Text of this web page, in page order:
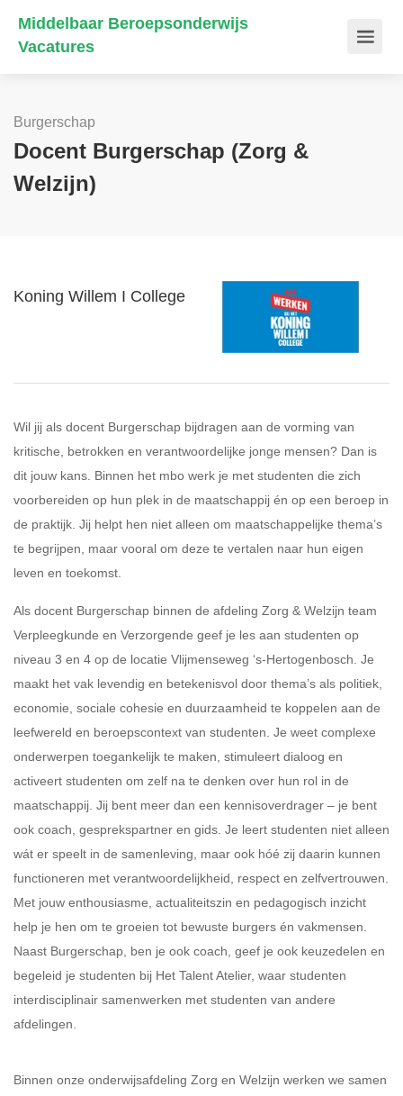
Middelbaar Beroepsonderwijs
Vacatures
Burgerschap
Docent Burgerschap (Zorg &
Welzijn)
Koning Willem I College
Wil jij als docent Burgerschap bijdragen aan de vorming van
kritische, betrokken en verantwoordelijke jonge mensen? Dan is
dit jouw kans. Binnen het mbo werk je met studenten die zich
voorbereiden op hun plek in de maatschappij én op een beroep in
de praktijk. Jij helpt hen niet alleen om maatschappelijke thema’s
te begrijpen, maar vooral om deze te vertalen naar hun eigen
leven en toekomst.
Als docent Burgerschap binnen de afdeling Zorg & Welzijn team
Verpleegkunde en Verzorgende geef je les aan studenten op
niveau 3 en 4 op de locatie Vlijmenseweg ‘s-Hertogenbosch. Je
maakt het vak levendig en betekenisvol door thema’s als politiek,
economie, sociale cohesie en duurzaamheid te koppelen aan de
leefwereld en beroepscontext van studenten. Je weet complexe
onderwerpen toegankelijk te maken, stimuleert dialoog en
activeert studenten om zelf na te denken over hun rol in de
maatschappij. Jij bent meer dan een kennisoverdrager – je bent
ook coach, gesprekspartner en gids. Je leert studenten niet alleen
wát er speelt in de samenleving, maar ook hóé zij daarin kunnen
functioneren met verantwoordelijkheid, respect en zelfvertrouwen.
Met jouw enthousiasme, actualiteitszin en pedagogisch inzicht
help je hen om te groeien tot bewuste burgers én vakmensen.
Naast Burgerschap, ben je ook coach, geef je ook keuzedelen en
begeleid je studenten bij Het Talent Atelier, waar studenten
interdisciplinair samenwerken met studenten van andere
afdelingen.
Binnen onze onderwijsafdeling Zorg en Welzijn werken we samen